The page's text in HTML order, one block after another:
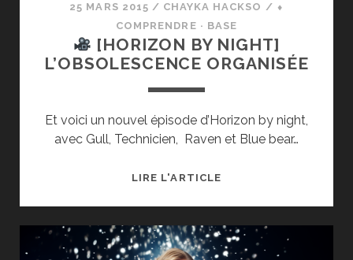
25 MARS 2015 / CHAYKA HACKSO / ⬧
COMPRENDRE · BASE
[HORIZON BY NIGHT]
L’OBSOLESCENCE ORGANISÉE
Et voici un nouvel épisode d’Horizon by night,
avec Gull, Technicien, Raven et Blue bear…
LIRE L'ARTICLE
NIGHT]
L’OBSOLESCENCE